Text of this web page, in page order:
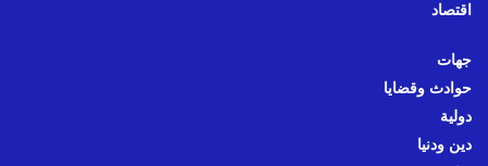
اقتصاد
جهات
حوادث وقضايا
دولية
دين ودنيا